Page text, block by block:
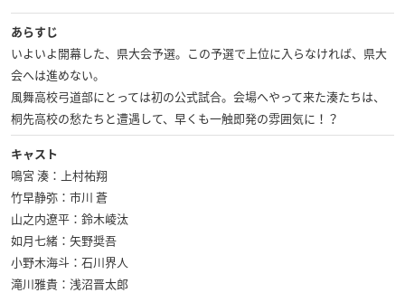
あらすじ
いよいよ開幕した、県大会予選。この予選で上位に入らなければ、県大
会へは進めない。
風舞高校弓道部にとっては初の公式試合。会場へやって来た湊たちは、
桐先高校の愁たちと遭遇して、早くも一触即発の雰囲気に！？
キャスト
鳴宮 湊：上村祐翔
竹早静弥：市川 蒼
山之内遼平：鈴木崚汰
如月七緒：矢野奨吾
小野木海斗：石川界人
滝川雅貴：浅沼晋太郎